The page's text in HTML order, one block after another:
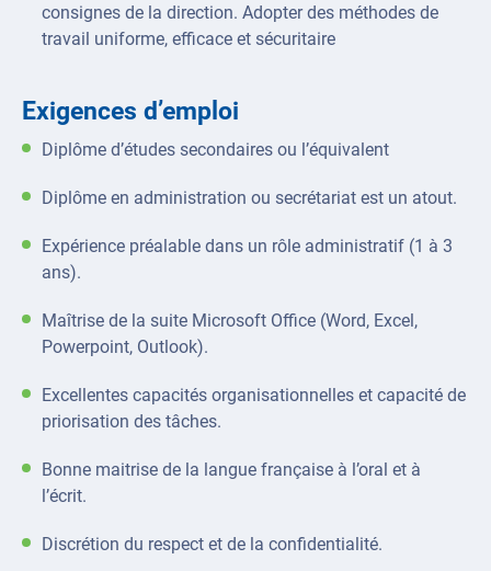
consignes de la direction. Adopter des méthodes de
travail uniforme, efficace et sécuritaire
Exigences d’emploi
Diplôme d’études secondaires ou l’équivalent
Diplôme en administration ou secrétariat est un atout.
Expérience préalable dans un rôle administratif (1 à 3
ans).
Maîtrise de la suite Microsoft Office (Word, Excel,
Powerpoint, Outlook).
Excellentes capacités organisationnelles et capacité de
priorisation des tâches.
Bonne maitrise de la langue française à l’oral et à
l’écrit.
Discrétion du respect et de la confidentialité.